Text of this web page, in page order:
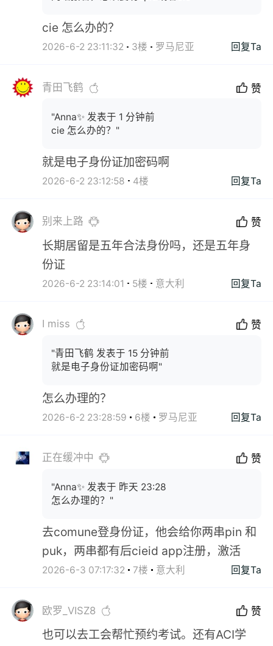
cie 怎么办的？
2026-6-2 23:11:32 3楼 罗马尼亚 回复Ta
青田飞鹤 赞
"Anna✨ 发表于 1 分钟前
cie 怎么办的？"
就是电子身份证加密码啊
2026-6-2 23:12:58 4楼 回复Ta
别来上路 赞
长期居留是五年合法身份吗，还是五年身
份证
2026-6-2 23:14:01 5楼 意大利 回复Ta
I miss 赞
"青田飞鹤 发表于 15 分钟前
就是电子身份证加密码啊"
怎么办理的？
2026-6-2 23:28:59 6楼 罗马尼亚 回复Ta
正在缓冲中 赞
"Anna✨ 发表于 昨天 23:28
怎么办理的？"
去comune登身份证，他会给你两串pin 和
puk，两串都有后cieid app注册，激活
2026-6-3 07:17:32 7楼 意大利 回复Ta
欧罗_VISZ8 赞
也可以去工会帮忙预约考试。还有ACI学